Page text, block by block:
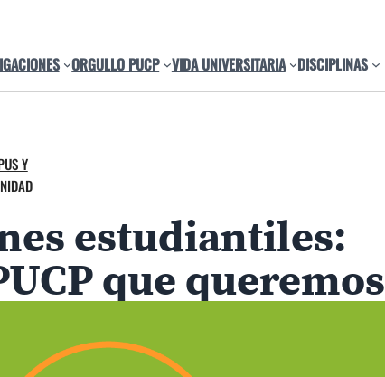
ORGULLO PUCP VIDA UNIVERSITARIA DISCIPLINAS
Y
estudiantiles:
que queremos